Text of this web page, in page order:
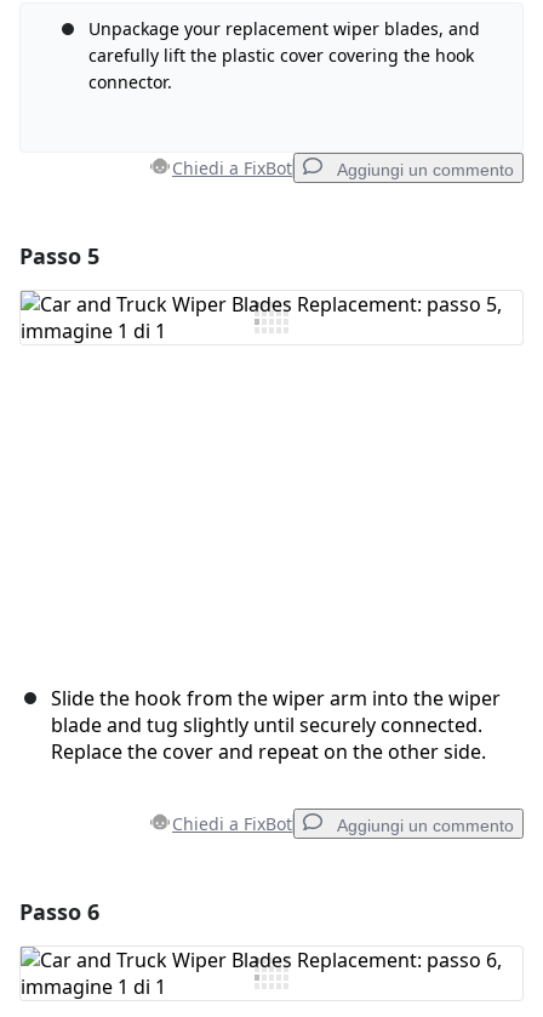
Aggiungi Commento
Unpackage your replacement wiper blades, and
carefully lift the plastic cover covering the hook
connector.
Chiedi a FixBot Aggiungi un commento
Aggiungi Commento
Passo 5
Slide the hook from the wiper arm into the wiper
blade and tug slightly until securely connected.
Replace the cover and repeat on the other side.
Chiedi a FixBot Aggiungi un commento
Aggiungi Commento
Passo 6